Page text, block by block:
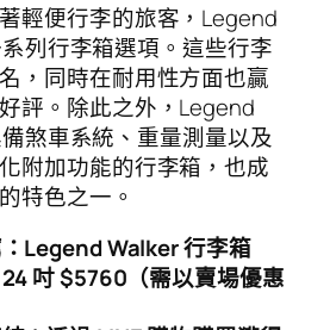
輕便行李的旅客，Legend
列行李箱選項。這些行李
，同時在耐用性方面也贏
評。除此之外，Legend
煞車系統、重量測量以及
附加功能的行李箱，也成
特色之一。
Legend Walker 行李箱
吋 $5760（需以賣場優惠